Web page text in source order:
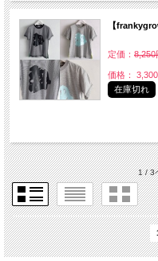
【
定価： 8,250
価格：
在庫切れ
1 / 3